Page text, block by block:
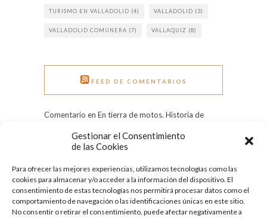
Gestionar el Consentimiento
de las Cookies
Para ofrecer las mejores experiencias, utilizamos tecnologías como las
cookies para almacenar y/o acceder a la información del dispositivo. El
consentimiento de estas tecnologías nos permitirá procesar datos como el
comportamiento de navegación o las identificaciones únicas en este sitio.
No consentir o retirar el consentimiento, puede afectar negativamente a
TURISMO EN VALLADOLID (4) VALLADOLID (3)
VALLADOLID COMUNERA (7) VALLAQUIZ (8)
FEED DE COMENTARIOS
Comentario en En tierra de motos. Historia de
Comentario en Grandes heladas: el Pisuerga
congelado en 1971 por Tere
Comentario en Día Internacional de la Mujer:
conoce a nueve ilustres vallisoletanas por
Quesecelebrahoy